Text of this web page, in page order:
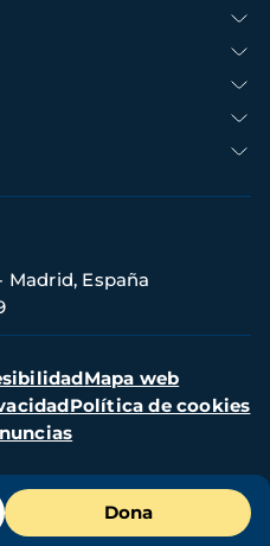
Dona
Madrid, España
Mapa web
Política de cookies